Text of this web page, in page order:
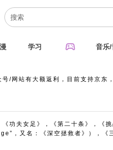
学习 sports_esports 音乐/
/网站有大额返利，目前支持京东
功夫女足》，《第二十条》，《
，又名：《深空拯救者》），《